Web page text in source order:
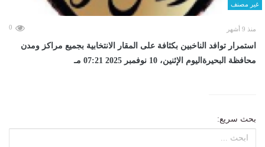
غير مصنف
منذ 9 أشهر 0
استمرار توافد الناخبين بكثافة على المقار الانتخابية بجميع مراكز ومدن
محافظة البحيرةاليوم الإثنين، 10 نوفمبر 2025 07:21 مـ
بحث سريع: